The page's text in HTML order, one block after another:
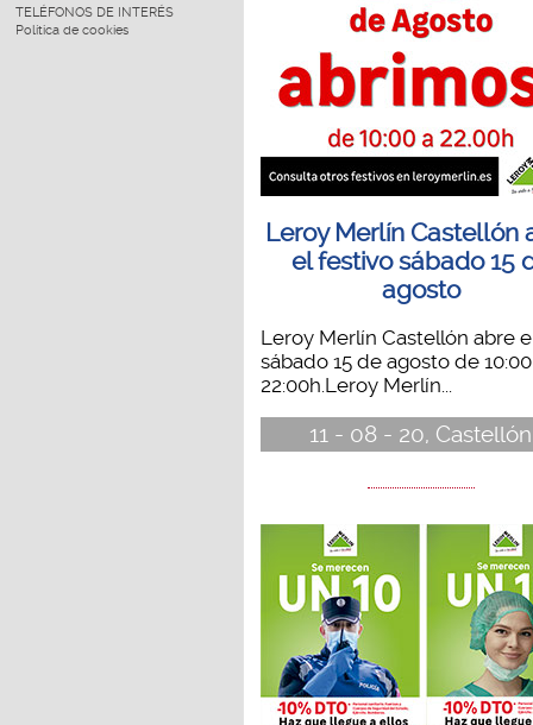
TELÉFONOS DE INTERÉS
Política de cookies
Leroy Merlín Castellón
el festivo sábado 15
agosto
Leroy Merlín Castellón abre
sábado 15 de agosto de
22:00h.Leroy Merlín...
11 - 08 - 20, Castellón